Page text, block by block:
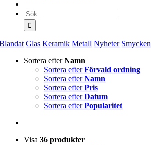
Sök
efter:
Blandat Glas Keramik Metall Nyheter Smycken
Sortera efterNamn
Sortera efterFörvald ordning
Sortera efterNamn
Sortera efterPris
Sortera efterDatum
Sortera efterPopularitet
Visa 36 produkter